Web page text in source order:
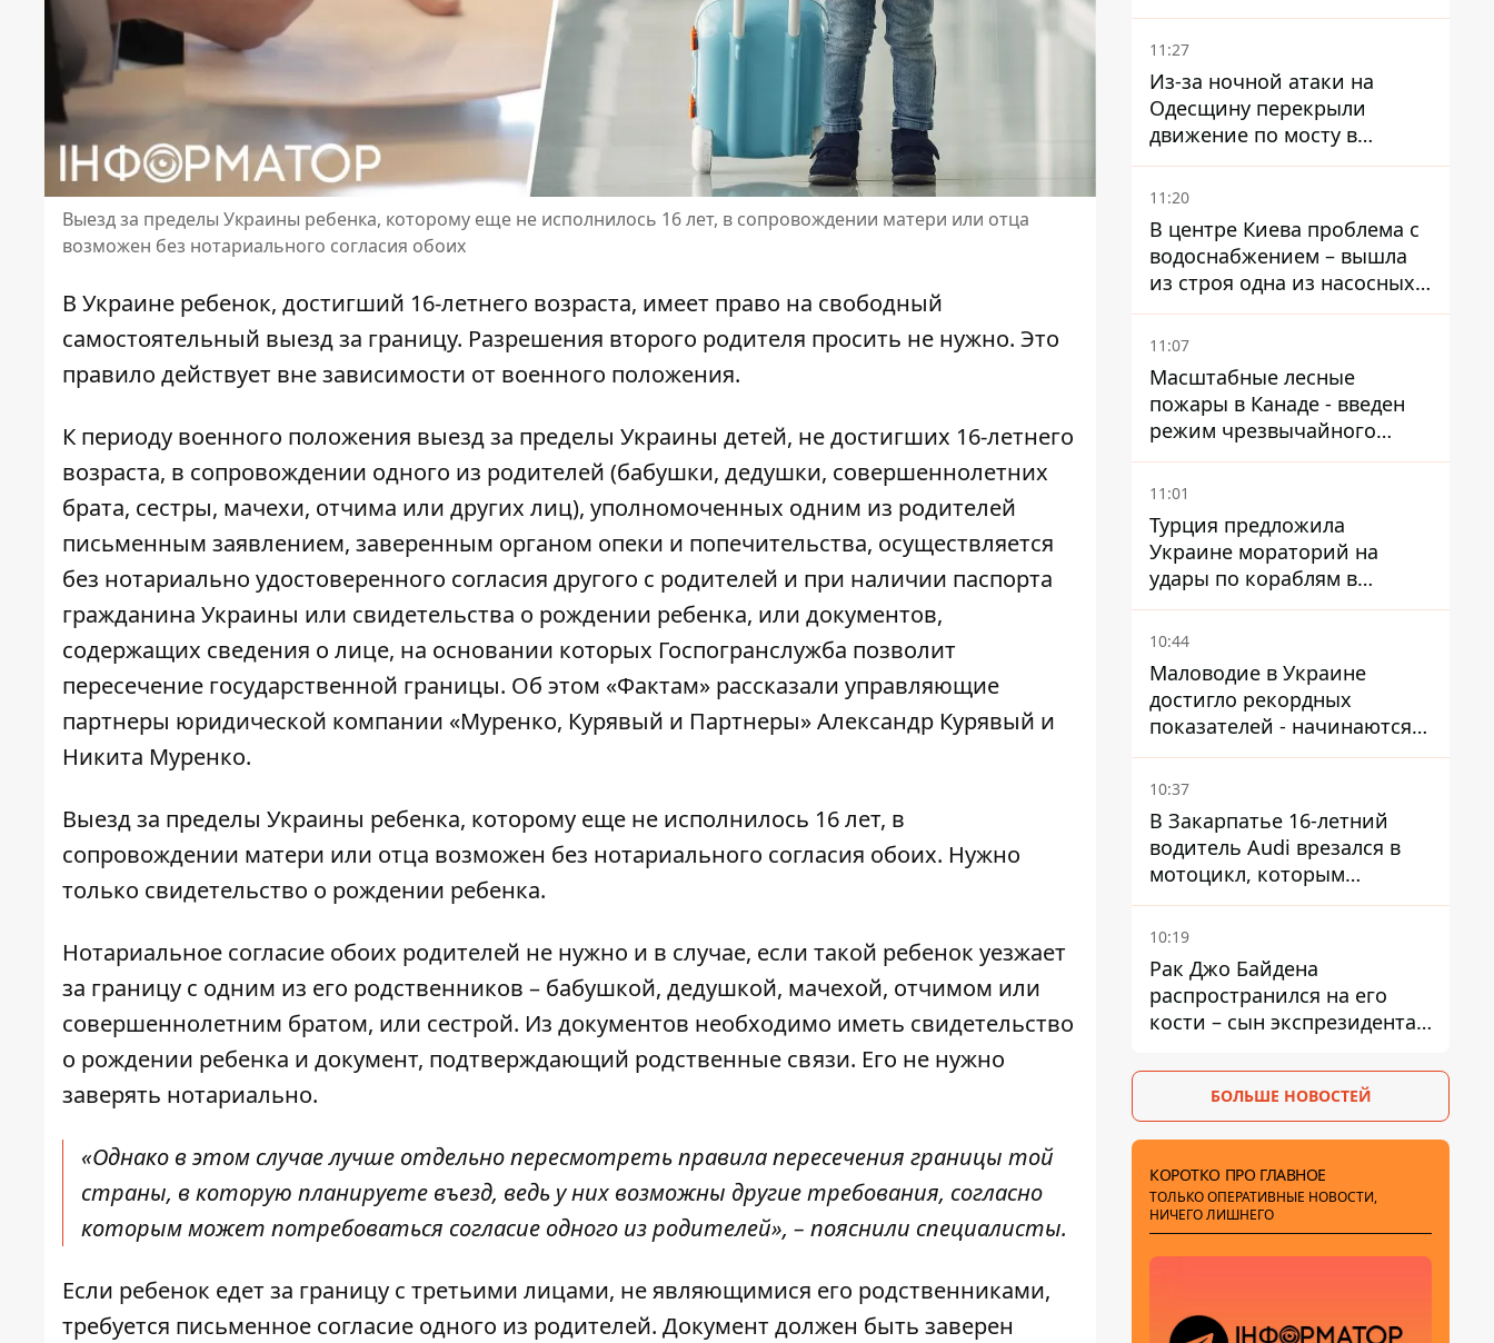
Выезд за пределы Украины ребенка, которому еще не исполнилось 16 лет, в сопровождении матери или отца
возможен без нотариального согласия обоих
В Украине ребенок, достигший 16-летнего возраста, имеет право на свободный
самостоятельный выезд за границу. Разрешения второго родителя просить не нужно. Это
правило действует вне зависимости от военного положения.
К периоду военного положения выезд за пределы Украины детей, не достигших 16-летнего
возраста, в сопровождении одного из родителей (бабушки, дедушки, совершеннолетних
брата, сестры, мачехи, отчима или других лиц), уполномоченных одним из родителей
письменным заявлением, заверенным органом опеки и попечительства, осуществляется
без нотариально удостоверенного согласия другого с родителей и при наличии паспорта
гражданина Украины или свидетельства о рождении ребенка, или документов,
содержащих сведения о лице, на основании которых Госпогранслужба позволит
пересечение государственной границы. Об этом «Фактам» рассказали управляющие
партнеры юридической компании «Муренко, Курявый и Партнеры» Александр Курявый и
Никита Муренко.
Выезд за пределы Украины ребенка, которому еще не исполнилось 16 лет, в
сопровождении матери или отца возможен без нотариального согласия обоих. Нужно
только свидетельство о рождении ребенка.
Нотариальное согласие обоих родителей не нужно и в случае, если такой ребенок уезжает
за границу с одним из его родственников – бабушкой, дедушкой, мачехой, отчимом или
совершеннолетним братом, или сестрой. Из документов необходимо иметь свидетельство
о рождении ребенка и документ, подтверждающий родственные связи. Его не нужно
заверять нотариально.
«Однако в этом случае лучше отдельно пересмотреть правила пересечения границы той
страны, в которую планируете въезд, ведь у них возможны другие требования, согласно
которым может потребоваться согласие одного из родителей», – пояснили специалисты.
Если ребенок едет за границу с третьими лицами, не являющимися его родственниками,
требуется письменное согласие одного из родителей. Документ должен быть заверен
11:27
Из-за ночной атаки на
Одесщину перекрыли
движение по мосту в
Маяках - подробности от
ГНСУ
11:20
В центре Киева проблема с
водоснабжением – вышла
из строя одна из насосных
станций
11:07
Масштабные лесные
пожары в Канаде - введен
режим чрезвычайного
положения, выехали более
20 тысяч человек
11:01
Турция предложила
Украине мораторий на
удары по кораблям в
Черном море
10:44
Маловодие в Украине
достигло рекордных
показателей - начинаются
ограничения
водоснабжения
10:37
В Закарпатье 16-летний
водитель Audi врезался в
мотоцикл, которым
управлял 10-летний
мальчик
10:19
Рак Джо Байдена
распространился на его
кости – сын экспрезидента
отца прогрессирует
БОЛЬШЕ НОВОСТЕЙ
КОРОТКО ПРО ГЛАВНОЕ
ТОЛЬКО ОПЕРАТИВНЫЕ НОВОСТИ,
НИЧЕГО ЛИШНЕГО